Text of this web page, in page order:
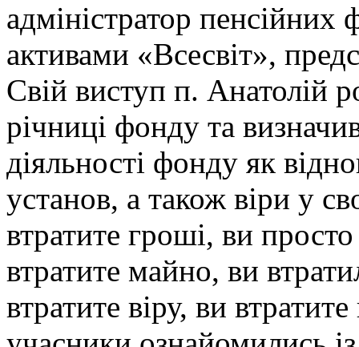
адміністратор пенсійних
активами «Всесвіт»,
Свій виступ п. Анатолій
річниці фонду та
діяльності фонду як
установ, а також віри у
втратите гроші, ви
втратите майно, ви
втратите віру, ви